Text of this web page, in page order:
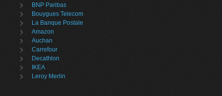
BNP Paribas
Bouygues Telecom
La Banque Postale
Amazon
Auchan
Carrefour
Decathlon
IKEA
Leroy Merlin